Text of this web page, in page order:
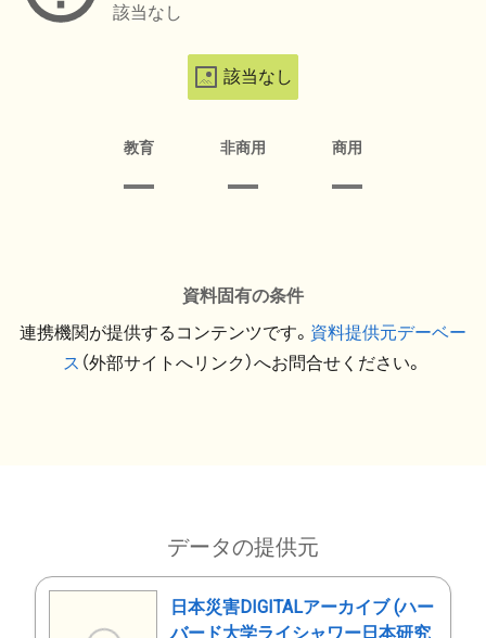
該当なし
該当なし
教育 非商用 商用
資料固有の条件
連携機関が提供するコンテンツです。 資料提供元デーベー
ス （外部サイトへリンク）へお問合せください。
データの提供元
日本災害DIGITALアーカイブ (ハー
バード大学ライシャワー日本研究